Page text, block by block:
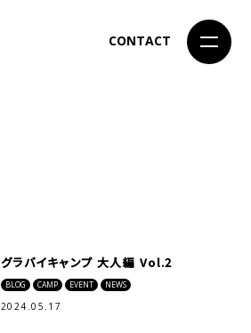
CONTACT
グラバイキャンプ 大人編 Vol.2
BLOG CAMP EVENT NEWS
2024.05.17